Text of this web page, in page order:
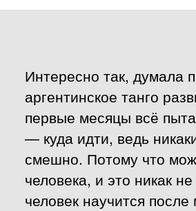
Интересно так, думала
аргентинское танго
первые месяцы всё
— куда идти, ведь
смешно. Потому что
человека, и это никак
человек научится